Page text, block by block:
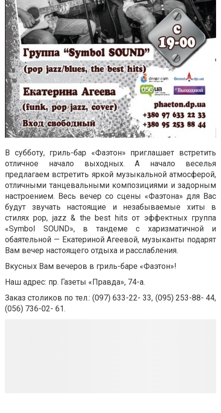
В субботу,гриль-бар «Фаэтон» приглашает встретить
отличное начало выходных. А начало веселья
предлагаем встретить яркой музыкальной атмосферой,
отличными танцевальными композициями и задорным
настроением. Весь вечер со сцены «Фаэтона» для Вас
будут звучать настоящие и незабываемые хиты в
стиляхpop, jazz & the best hits от эффектных группа
«Symbol SOUND», в тандеме с харизматичной и
обаятельной — Екатериной Агеевой, музыканты подарят
Вам вечер настоящего отдыха и расслабления.
Вкусных Вам вечеров в гриль-баре «Фаэтон»!
Наш адрес: пр. Газеты «Правда», 74-а.
Заказ столиков по тел.: (097) 633-22- 33, (095) 253-88- 44,
(056) 736-02- 61.